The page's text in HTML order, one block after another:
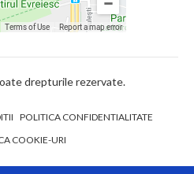
drepturile rezervate.
POLITICA CONFIDENTIALITATE
COOKIE-URI